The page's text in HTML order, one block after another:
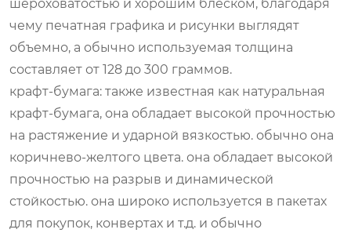
шероховатостью и хорошим блеском, благодаря
чему печатная графика и рисунки выглядят
объемно, а обычно используемая толщина
составляет от 128 до 300 граммов.
крафт-бумага: также известная как натуральная
крафт-бумага, она обладает высокой прочностью
на растяжение и ударной вязкостью. обычно она
коричнево-желтого цвета. она обладает высокой
прочностью на разрыв и динамической
стойкостью. она широко используется в пакетах
для покупок, конвертах и т.д. и обычно